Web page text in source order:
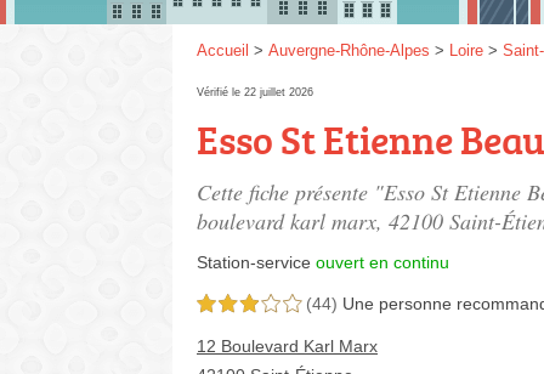
Accueil > Auvergne-Rhône-Alpes > Loire >
Vérifié le 22 juillet 2026
Esso St Etienne
Cette fiche présente "Esso St Etienne
boulevard karl marx, 42100 Saint-
Station-service ouvert en continu
3,0 étoiles sur 5 (44) Une personne
12 Boulevard Karl Marx
SP
SP